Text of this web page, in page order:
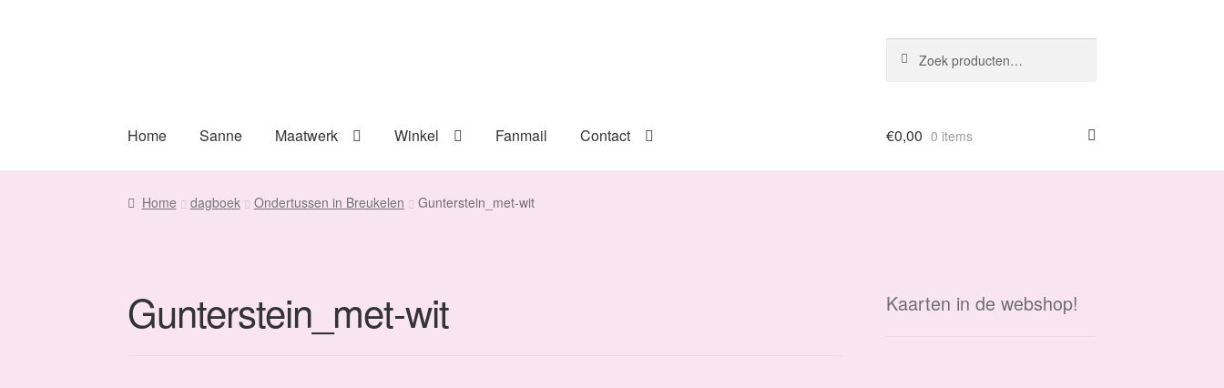
naar:
Home Sanne Maatwerk Winkel Fanmail Contact €0,00 0 items
Home dagboek Ondertussen in Breukelen Gunterstein_met-wit
Gunterstein_met-wit Kaarten in de webshop!